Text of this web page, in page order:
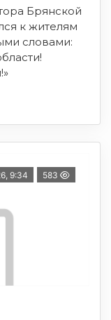
Брянской
к жителям
словами:
9:34 583